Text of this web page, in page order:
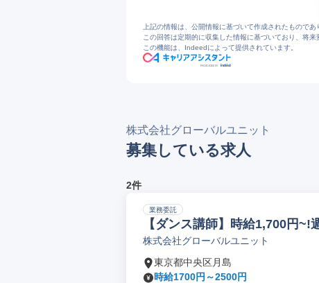
上記の情報は、公開情報に基づいて作成されたもので
この回答は定期的に収集した情報に基づいており、将来
この機能は、Indeedによって提供されています。
株式会社グローバルユニット
募集している求人
2件
業務委託
【ダンス講師】時給1,700円
ブ/臨時報酬あり
株式会社グローバルユニット
東京都中央区月島
時給1700円～2500円